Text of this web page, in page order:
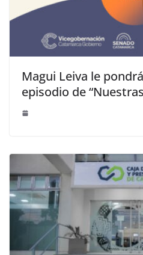
Magui Leiva le
episodio de